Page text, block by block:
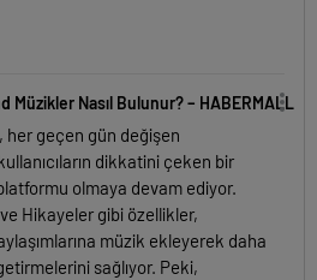
Müzikler Nasıl Bulunur? – HABERMALL
geçen gün değişen
dikkatini çeken bir
olmaya devam ediyor.
Hikayeler gibi özellikler,
müzik ekleyerek daha
sağlıyor. Peki,